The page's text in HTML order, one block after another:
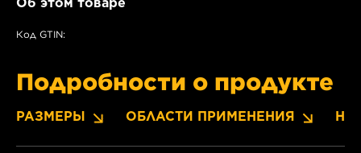
Код GTIN:
Подробности о продукте
РАЗМЕРЫ ОБЛАСТИ ПРИМЕНЕНИЯ